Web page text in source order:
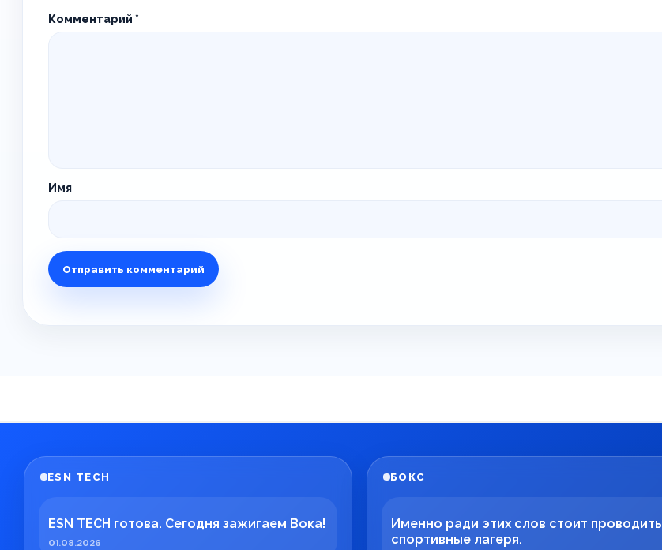
Комментарий *
Имя
ESN TECH
ESN TECH готова. Сегодня зажигаем Вока!
01.08.2026
БОКС
Именно ради этих слов стоит проводить
спортивные лагеря.